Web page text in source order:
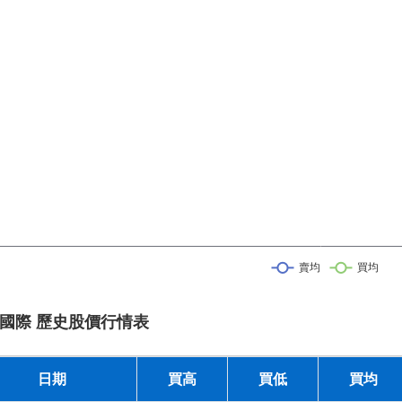
際 歷史股價行情表
日期 買高 買低 買均